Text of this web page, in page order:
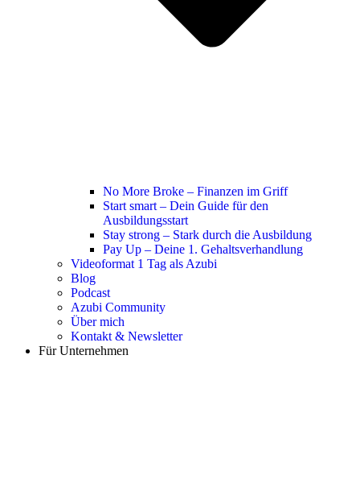
No More Broke – Finanzen im Griff
Start smart – Dein Guide für den
Ausbildungsstart
Stay strong – Stark durch die Ausbildung
Pay Up – Deine 1. Gehaltsverhandlung
Videoformat 1 Tag als Azubi
Blog
Podcast
Azubi Community
Über mich
Kontakt & Newsletter
Für Unternehmen